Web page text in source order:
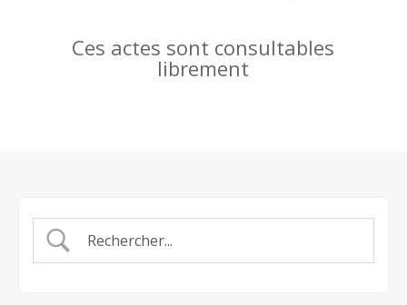
Ces actes sont consultables
librement